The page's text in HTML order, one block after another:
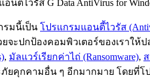
รมนี้เป็น โปรแกรมแอนตี้ไวรัส
จะปกป้องคอมพิวเตอร์ของเราให้
, มัลแวร์เรียกค่าไถ่ (Ransomware),
ยคุกคามอื่น ๆ อีกมากมาย โดยที่โ